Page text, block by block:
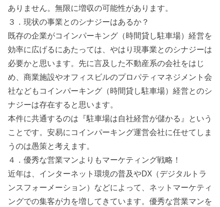
ありません。無限に増収の可能性があります。
３．現状の事業とのシナジーはあるか？
既存の企業がコインパーキング（時間貸し駐車場）経営を
効率に広げるにあたっては、やはり現事業とのシナジーは
必要かと思います。先に言及した不動産系の会社をはじ
め、商業施設やオフィスビルのプロパティマネジメント会
社などもコインパーキング（時間貸し駐車場）経営とのシ
ナジーは存在すると思います。
本件に共通するのは『駐車場は自社経営が儲かる』という
ことです。安易にコインパーキング運営会社に任せてしま
うのは愚策と考えます。
４．優秀な営業マンよりもマーケティング戦略！
近年は、インターネット環境の普及やDX（デジタルトラ
ンスフォーメーション）などによって、ネットマーケティ
ングでの集客が力を増してきています。優秀な営業マンを